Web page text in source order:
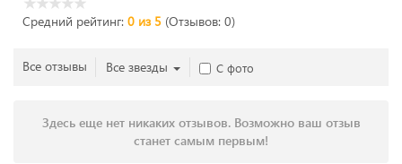
Средний рейтинг: 0 из 5 (Отзывов: 0)
Все отзывы Все звезды С фото
Здесь еще нет никаких отзывов. Возможно ваш отзыв
станет самым первым!